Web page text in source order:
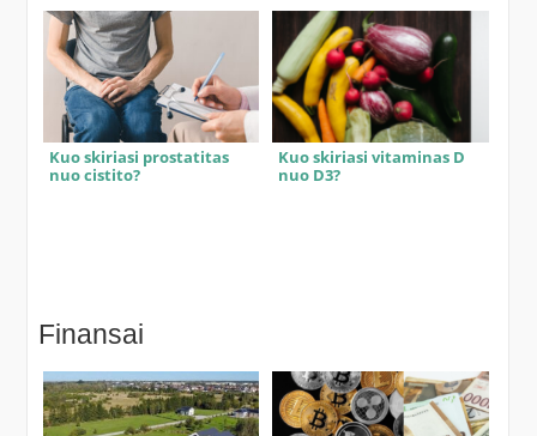
Kuo skiriasi prostatitas
nuo cistito?
Kuo skiriasi vitaminas D
nuo D3?
Finansai